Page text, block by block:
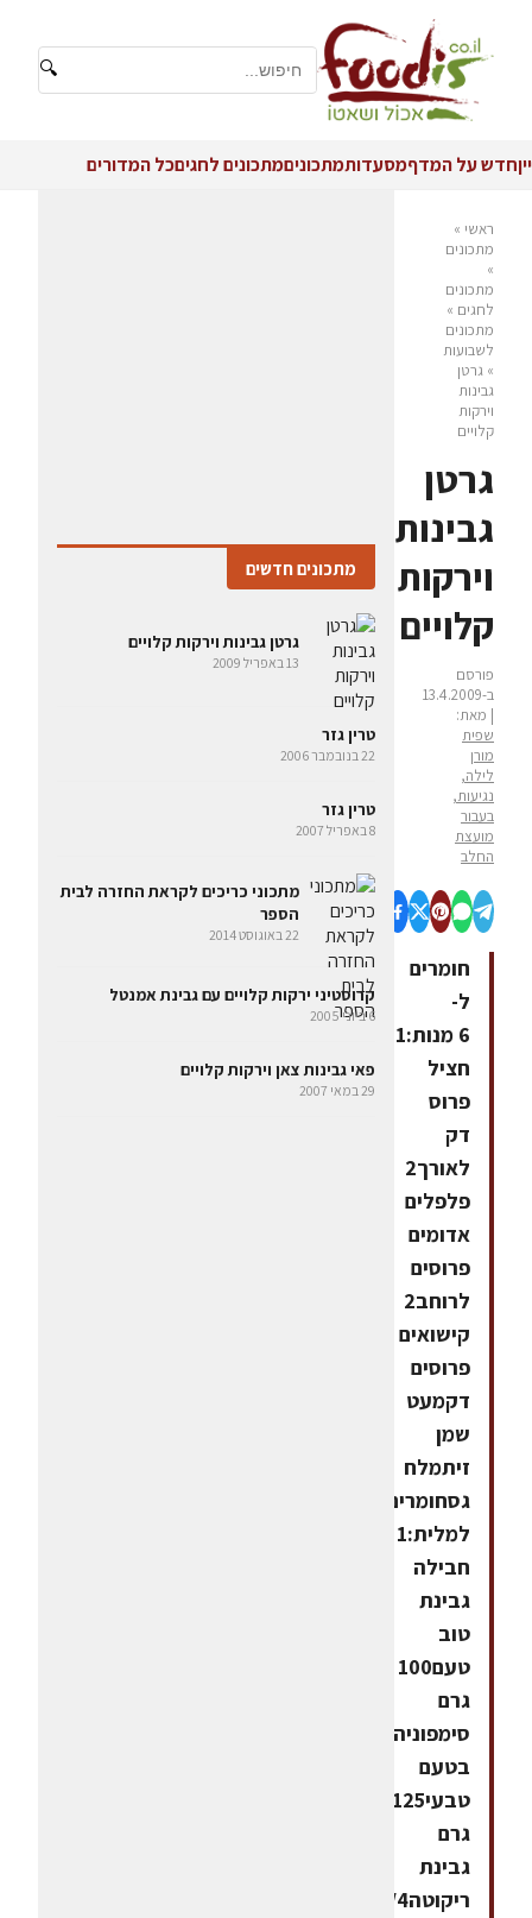
🔍
ייןחדש על המדףמסעדותמתכוניםמתכונים לחגיםכל המדורים
ראשי »
מתכונים
»
מתכונים
לחגים »
מתכונים
לשבועות
» גרטן
גבינות
וירקות
קלויים
גרטן
גבינות
וירקות
קלויים
פורסם
ב-13.4.2009
| מאת:
שפית
מורן
לילה,
נגיעות,
בעבור
מועצת
החלב
חומרים
ל-
6 מנות:1
חציל
פרוס
דק
לאורך2
פלפלים
אדומים
פרוסים
לרוחב2
קישואים
פרוסים
דקמעט
שמן
זיתמלח
גסחומרים
למלית:1
חבילה
גבינת
טוב
טעם100
גרם
סימפוניה
בטעם
טבעי125
גרם
גבינת
ריקוטה1/4
מתכונים חדשים
גרטן גבינות וירקות קלויים
13 באפריל 2009
טרין גזר
22 בנובמבר 2006
טרין גזר
8 באפריל 2007
מתכוני כריכים לקראת החזרה לבית
הספר
22 באוגוסט 2014
קרוסטיני ירקות קלויים עם גבינת אמנטל
6 ביוני 2005
פאי גבינות צאן וירקות קלויים
29 במאי 2007